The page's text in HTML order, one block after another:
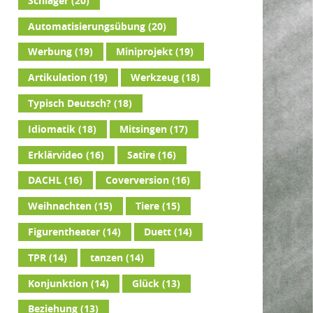
Automatisierungsübung (20)
Werbung (19) Miniprojekt (19)
Artikulation (19) Werkzeug (18)
Typisch Deutsch? (18)
Idiomatik (18) Mitsingen (17)
Erklärvideo (16) Satire (16)
DACHL (16) Coverversion (16)
Weihnachten (15) Tiere (15)
Figurentheater (14) Duett (14)
TPR (14) tanzen (14)
Konjunktion (14) Glück (13)
Beziehung (13)